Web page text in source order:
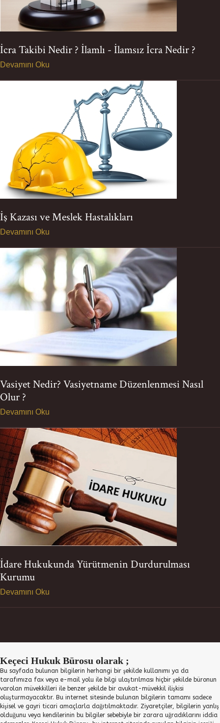
İcra Takibi Nedir ? İlamlı - İlamsız İcra Nedir ?
Devamını Oku
İş Kazası ve Meslek Hastalıkları
Devamını Oku
Vasiyet Nedir? Vasiyetname Düzenlenmesi Nasıl
Olur ?
Devamını Oku
İdare Hukukunda Yürütmenin Durdurulması
Kurumu
Devamını Oku
Keçeci Hukuk Bürosu olarak ;
Bu sayfada bulunan bilgilerin herhangi bir şekilde kullanımı ya da
tarafımıza fax veya e-mail yolu ile bilgi ulaştırılması hiçbir şekilde büronun
varolan müvekkilleri ile benzer şekilde bir avukat-müvekkil ilişkisi
oluşturmayacaktır. Bu internet sitesinde bulunan bilgilerin tamamı sadece
kişisel ve gayri ticari amaçlarla dağıtılmaktadır. Ziyaretçiler, bilgilerin yanlış
olduğunu veya kendilerinin bu bilgiler sebebiyle bir zarara uğradıklarını iddia